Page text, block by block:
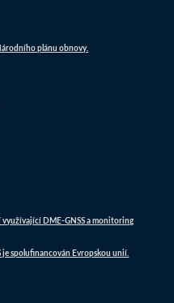
plánu obnovy.
DME-GNSS a monitoring
je spolufinancován Evropskou unií.